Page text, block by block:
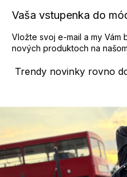
Trendy novinky rovno
Vaša vstupenka do
Vložte svoj e-mail a my Vám
nových produktoch na